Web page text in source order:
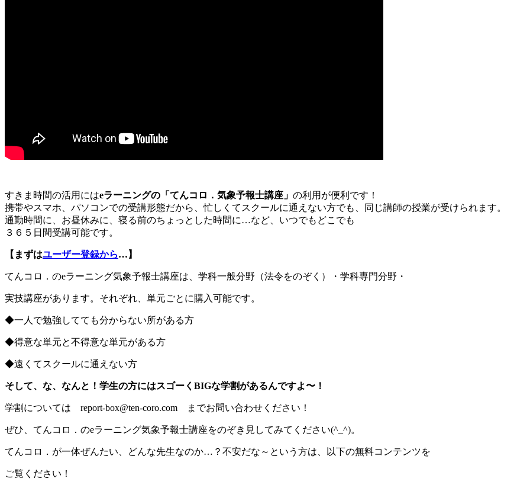
すきま時間の活用にはeラーニングの「てんコロ．気象予報士講座」 の利用が便利です！
携帯やスマホ、パソコンでの受講形態だから、忙しくてスクールに通えない方でも、同じ講師の授業が受けられます。
通勤時間に、お昼休みに、寝る前のちょっとした時間に…など、いつでもどこでも
３６５日間受講可能です。
【まずはユーザー登録から…】
てんコロ．のeラーニング気象予報士講座は、学科一般分野（法令をのぞく）・学科専門分野・
実技講座があります。それぞれ、単元ごとに購入可能です。
◆一人で勉強してても分からない所がある方
◆得意な単元と不得意な単元がある方
◆遠くてスクールに通えない方
そして、な、なんと！学生の方にはスゴーくBIGな学割があるんですよ〜！
学割については report-box@ten-coro.com までお問い合わせください！
ぜひ、てんコロ．のeラーニング気象予報士講座をのぞき見してみてください(^_^)。
てんコロ．が一体ぜんたい、どんな先生なのか…？不安だな～という方は、以下の無料コンテンツを
ご覧ください！